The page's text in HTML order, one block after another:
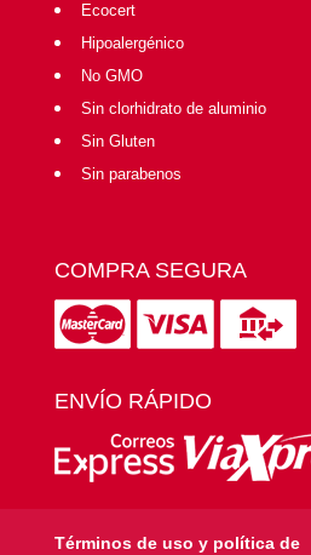
Ecocert
Hipoalergénico
No GMO
Sin clorhidrato de aluminio
Sin Gluten
Sin parabenos
COMPRA SEGURA
ENVÍO RÁPIDO
Términos de uso y política de